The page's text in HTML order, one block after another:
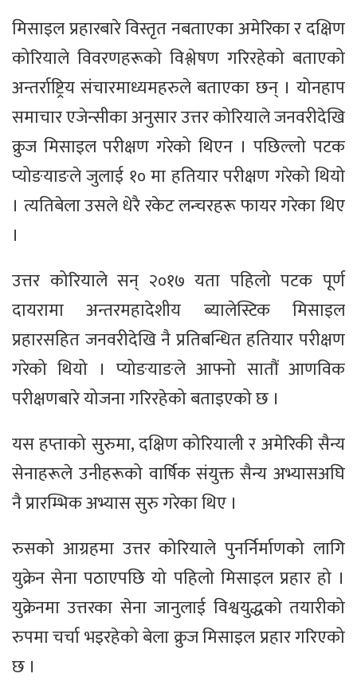
मिसाइल प्रहारबारे विस्तृत नबताएका अमेरिका र दक्षिण
कोरियाले विवरणहरूको विश्लेषण गरिरहेको बताएको
अन्तर्राष्ट्रिय संचारमाध्यमहरुले बताएका छन् । योनहाप
समाचार एजेन्सीका अनुसार उत्तर कोरियाले जनवरीदेखि
क्रुज मिसाइल परीक्षण गरेको थिएन । पछिल्लो पटक
प्योङयाङले जुलाई १० मा हतियार परीक्षण गरेको थियो
। त्यतिबेला उसले धेरै रकेट लन्चरहरू फायर गरेका थिए
।
उत्तर कोरियाले सन् २०१७ यता पहिलो पटक पूर्ण
दायरामा अन्तरमहादेशीय ब्यालेस्टिक मिसाइल
प्रहारसहित जनवरीदेखि नै प्रतिबन्धित हतियार परीक्षण
गरेको थियो । प्योङयाङले आफ्नो सातौं आणविक
परीक्षणबारे योजना गरिरहेको बताइएको छ ।
यस हप्ताको सुरुमा, दक्षिण कोरियाली र अमेरिकी सैन्य
सेनाहरूले उनीहरूको वार्षिक संयुक्त सैन्य अभ्यासअघि
नै प्रारम्भिक अभ्यास सुरु गरेका थिए ।
रुसको आग्रहमा उत्तर कोरियाले पुनर्निर्माणको लागि
युक्रेन सेना पठाएपछि यो पहिलो मिसाइल प्रहार हो ।
युक्रेनमा उत्तरका सेना जानुलाई विश्वयुद्धको तयारीको
रुपमा चर्चा भइरहेको बेला क्रुज मिसाइल प्रहार गरिएको
छ ।